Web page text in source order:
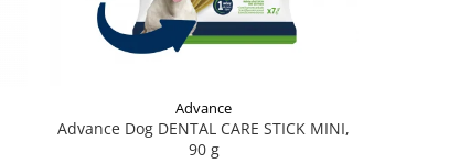
Advance
Advance Dog DENTAL CARE STICK MINI,
90 g